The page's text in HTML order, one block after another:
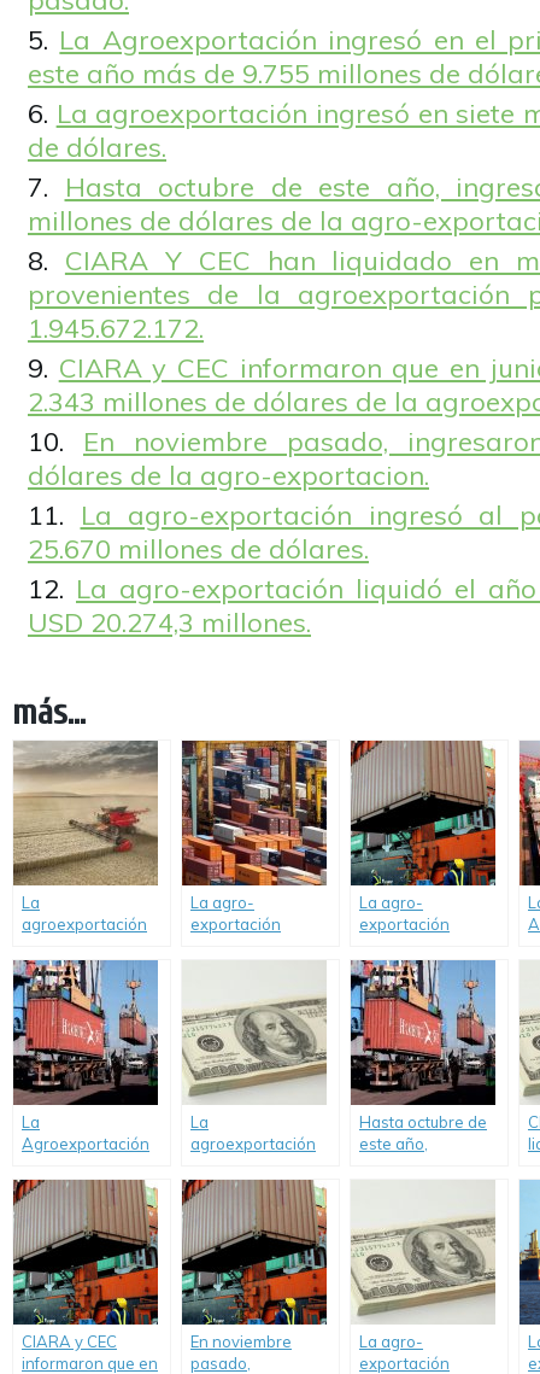
La Agroexportación ingresó en el
este año más de 9.755 millones de
La agroexportación ingresó en siete
de dólares.
Hasta octubre de este año,
millones de dólares de la agro-
CIARA Y CEC han liquidado en
provenientes de la
1.945.672.172.
CIARA y CEC informaron que en
2.343 millones de dólares de la
En noviembre pasado,
dólares de la agro-exportacion.
La agro-exportación ingresó al
25.670 millones de dólares.
La agro-exportación liquidó el
USD 20.274,3 millones.
más...
La
agroexportación
2.500,4 millones de
dólares.
La agro-
exportación
dólares, y en los
primeros cinco
meses del año
13.301,3 millones
de dólares.
La agro-
exportación
millones de dólares
en agosto pasado,
y en ocho meses
entraron a país
23.200 millones de
dolares.
La
Agroexportación
primer cuatrimestre
de este año más
de 9.755 millones
de dólares.
La
agroexportación
meses 20.000
millones de
dólares.
Hasta octubre de
este año,
exportación.
CIARA y CEC
informaron que en
En noviembre
pasado,
La agro-
exportación